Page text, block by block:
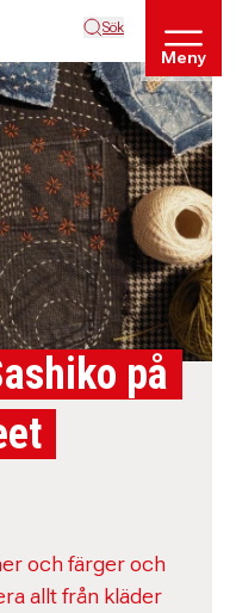
Sök
Meny
på
och färger och
allt från kläder